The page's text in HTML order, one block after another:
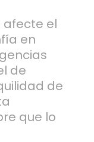
afecte el
en
de
de
que lo